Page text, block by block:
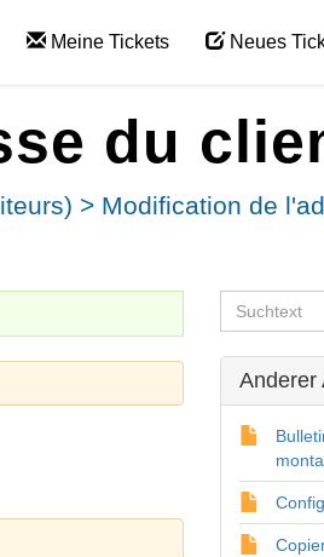
Meine Tickets Neues
du
> Modification de
Anderer